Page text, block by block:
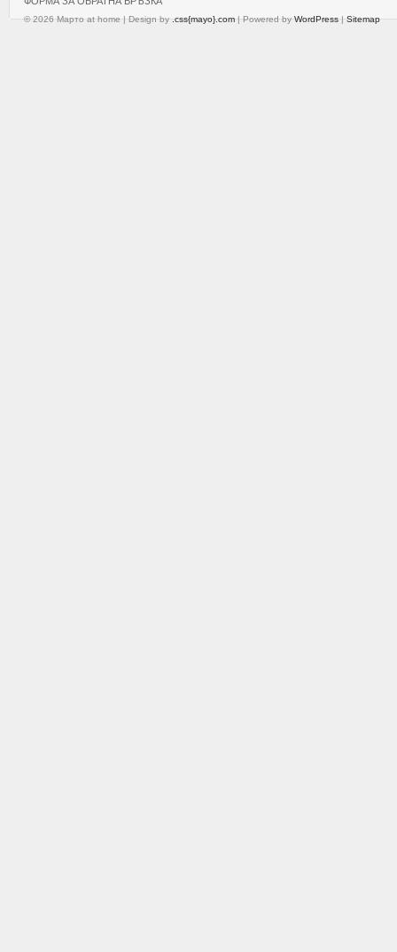
© 2026 Марто at home | Design by.css{mayo}.com| Powered byWordPress|Sitemap